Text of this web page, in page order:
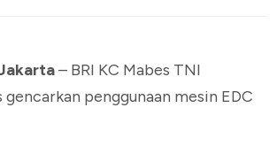
– BRI KC Mabes TNI
penggunaan mesin EDC